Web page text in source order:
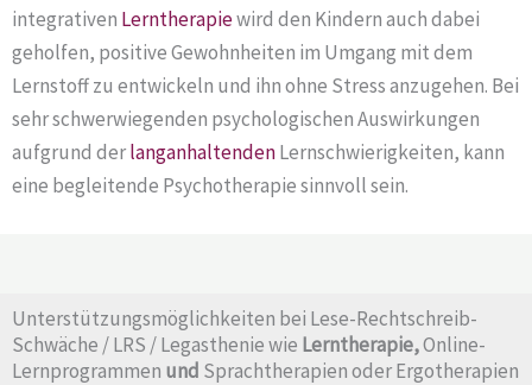
integrativen Lerntherapiewird den Kindern auch dabei
geholfen, positive Gewohnheiten im Umgang mit dem
Lernstoff zu entwickeln und ihn ohne Stress anzugehen. Bei
sehr schwerwiegenden psychologischen Auswirkungen
aufgrund derlanganhaltendenLernschwierigkeiten, kann
eine begleitende Psychotherapie sinnvoll sein.
Unterstützungsmöglichkeiten bei Lese-Rechtschreib-
Schwäche / LRS / Legasthenie wie Lerntherapie,Online-
Lernprogrammen und Sprachtherapien oder Ergotherapien